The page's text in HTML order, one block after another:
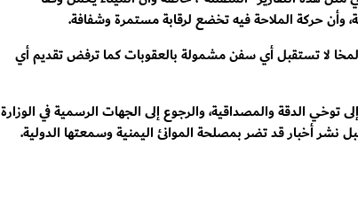
وأن حركة الملاحة فيه تخضع لرقابة مستمرة وشفافة.
المخا لا تستقبل أي سفن مشمولة بالعقوبات كما ترفض تقديم أي
توخي الدقة والمصداقية، والرجوع إلى الجهات الرسمية في الوزارة
نشر أخبار قد تضر بمصلحة الموانئ اليمنية وسمعتها الدولية.